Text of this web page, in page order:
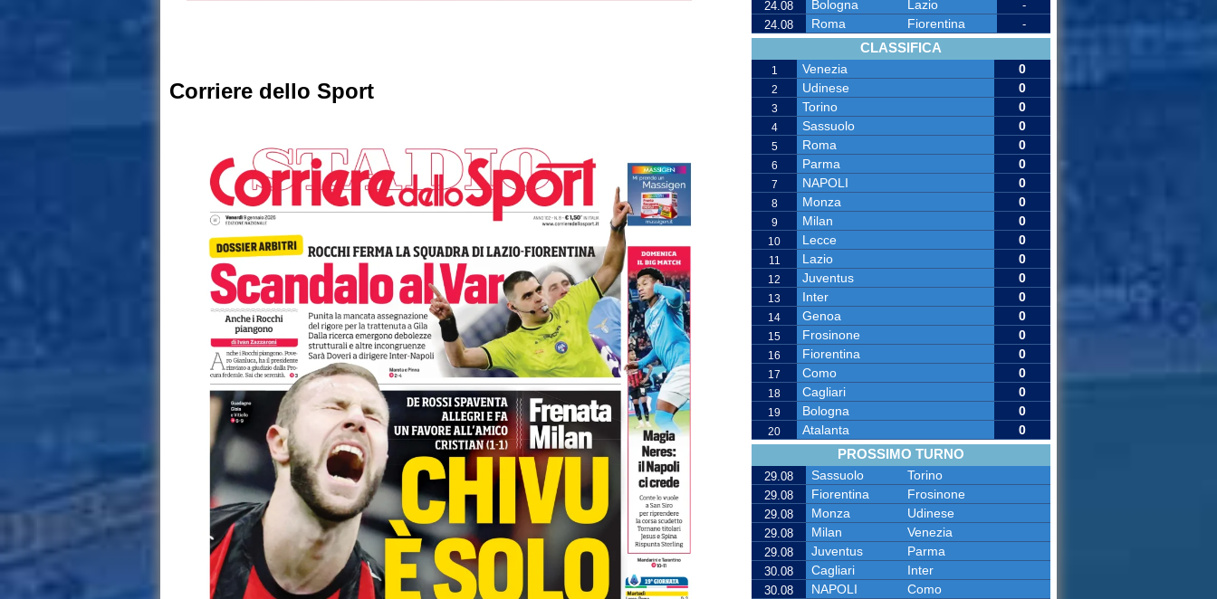
Corriere dello Sport
24.08
Bologna Lazio
-
24.08
Roma Fiorentina -
CLASSIFICA
1 Venezia 0
2 Udinese 0
3 Torino 0
4 Sassuolo 0
5 Roma 0
6 Parma 0
7 NAPOLI 0
8 Monza 0
9 Milan 0
10 Lecce 0
11 Lazio 0
12 Juventus 0
13 Inter 0
14 Genoa 0
15 Frosinone 0
16 Fiorentina 0
17 Como 0
18 Cagliari 0
19 Bologna 0
20 Atalanta 0
PROSSIMO TURNO
29.08 Sassuolo Torino
29.08 Fiorentina Frosinone
29.08 Monza Udinese
29.08 Milan Venezia
29.08 Juventus Parma
30.08 Cagliari Inter
30.08 NAPOLI Como